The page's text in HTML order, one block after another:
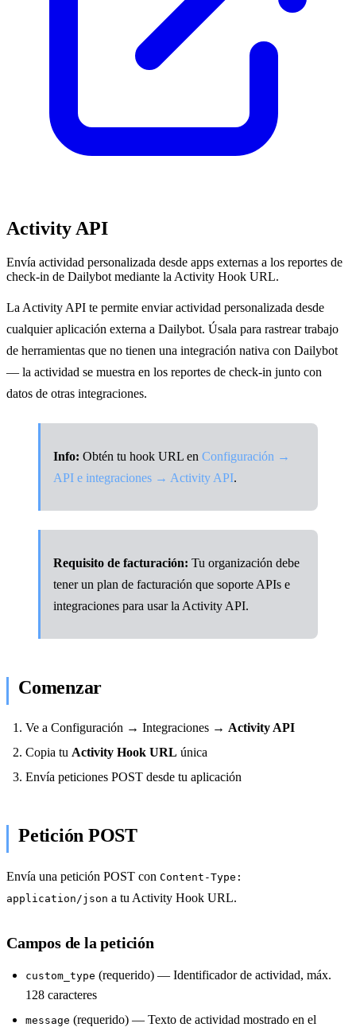
Activity API
Envía actividad personalizada desde apps externas a los reportes de
check-in de Dailybot mediante la Activity Hook URL.
La Activity API te permite enviar actividad personalizada desde
cualquier aplicación externa a Dailybot. Úsala para rastrear trabajo
de herramientas que no tienen una integración nativa con Dailybot
— la actividad se muestra en los reportes de check-in junto con
datos de otras integraciones.
Info: Obtén tu hook URL en Configuración →
API e integraciones → Activity API.
Requisito de facturación: Tu organización debe
tener un plan de facturación que soporte APIs e
integraciones para usar la Activity API.
Comenzar
Ve a Configuración → Integraciones → Activity API
Copia tu Activity Hook URL única
Envía peticiones POST desde tu aplicación
Petición POST
Envía una petición POST con Content-Type:
application/json a tu Activity Hook URL.
Campos de la petición
custom_type (requerido) — Identificador de actividad, máx.
128 caracteres
message (requerido) — Texto de actividad mostrado en el